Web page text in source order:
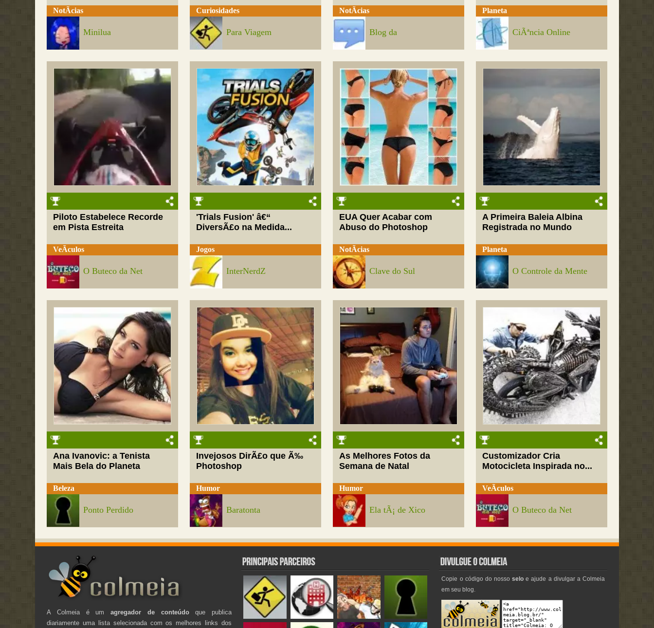
NotÃ­cias
Minilua
Curiosidades
Para Viagem
NotÃ­cias
Blog da
Planeta
CiÃªncia Online
Piloto Estabelece Recorde
em Pista Estreita
VeÃ­culos
O Buteco da Net
'Trials Fusion' â€“
DiversÃ£o na Medida...
Jogos
InterNerdZ
EUA Quer Acabar com
Abuso do Photoshop
NotÃ­cias
Clave do Sul
A Primeira Baleia Albina
Registrada no Mundo
Planeta
O Controle da Mente
Ana Ivanovic: a Tenista
Mais Bela do Planeta
Beleza
Ponto Perdido
Invejosos DirÃ£o que Ã‰
Photoshop
Humor
Baratonta
As Melhores Fotos da
Semana de Natal
Humor
Ela tÃ¡ de Xico
Customizador Cria
Motocicleta Inspirada no...
VeÃ­culos
O Buteco da Net
A Colmeia é umagregador de conteúdoque publica
diariamente uma lista selecionada com os melhores links dos
Copie o código do nossoselo e ajude a divulgar a Colmeia
em seu blog.